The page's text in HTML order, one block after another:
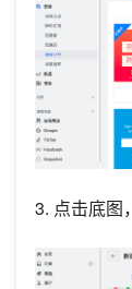
3. 点击底图